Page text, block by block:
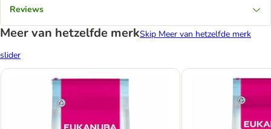
Reviews
Meer van hetzelfde merkSkip Meer van hetzelfde merk
slider